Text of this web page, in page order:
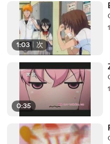
1:03 次
0:35